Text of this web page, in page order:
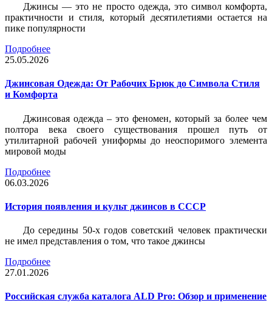
Джинсы — это не просто одежда, это символ комфорта,
практичности и стиля, который десятилетиями остается на
пике популярности
Подробнее
25.05.2026
Джинсовая Одежда: От Рабочих Брюк до Символа Стиля
и Комфорта
Джинсовая одежда – это феномен, который за более чем
полтора века своего существования прошел путь от
утилитарной рабочей униформы до неоспоримого элемента
мировой моды
Подробнее
06.03.2026
История появления и культ джинсов в СССР
До середины 50-х годов советский человек практически
не имел представления о том, что такое джинсы
Подробнее
27.01.2026
Российская служба каталога ALD Pro: Обзор и применение